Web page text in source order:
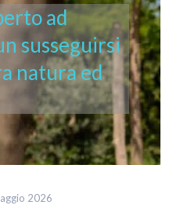
ad
susseguirsi
natura ed
2026